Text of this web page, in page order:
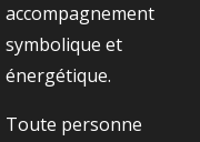
accompagnement
symbolique et
énergétique.
Toute personne